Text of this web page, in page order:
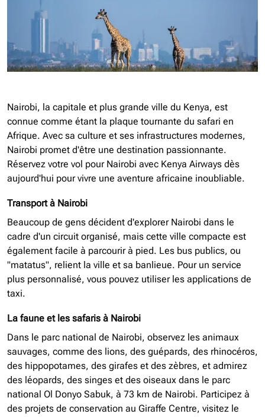
Nairobi, la capitale et plus grande ville du Kenya, est
connue comme étant la plaque tournante du safari en
Afrique. Avec sa culture et ses infrastructures modernes,
Nairobi promet d'être une destination passionnante.
Réservez votre vol pour Nairobi avec Kenya Airways dès
aujourd'hui pour vivre une aventure africaine inoubliable.
Transport à Nairobi
Beaucoup de gens décident d'explorer Nairobi dans le
cadre d'un circuit organisé, mais cette ville compacte est
également facile à parcourir à pied. Les bus publics, ou
"matatus", relient la ville et sa banlieue. Pour un service
plus personnalisé, vous pouvez utiliser les applications de
taxi.
La faune et les safaris à Nairobi
Dans le parc national de Nairobi, observez les animaux
sauvages, comme des lions, des guépards, des rhinocéros,
des hippopotames, des girafes et des zèbres, et admirez
des léopards, des singes et des oiseaux dans le parc
national Ol Donyo Sabuk, à 73 km de Nairobi. Participez à
des projets de conservation au Giraffe Centre, visitez le